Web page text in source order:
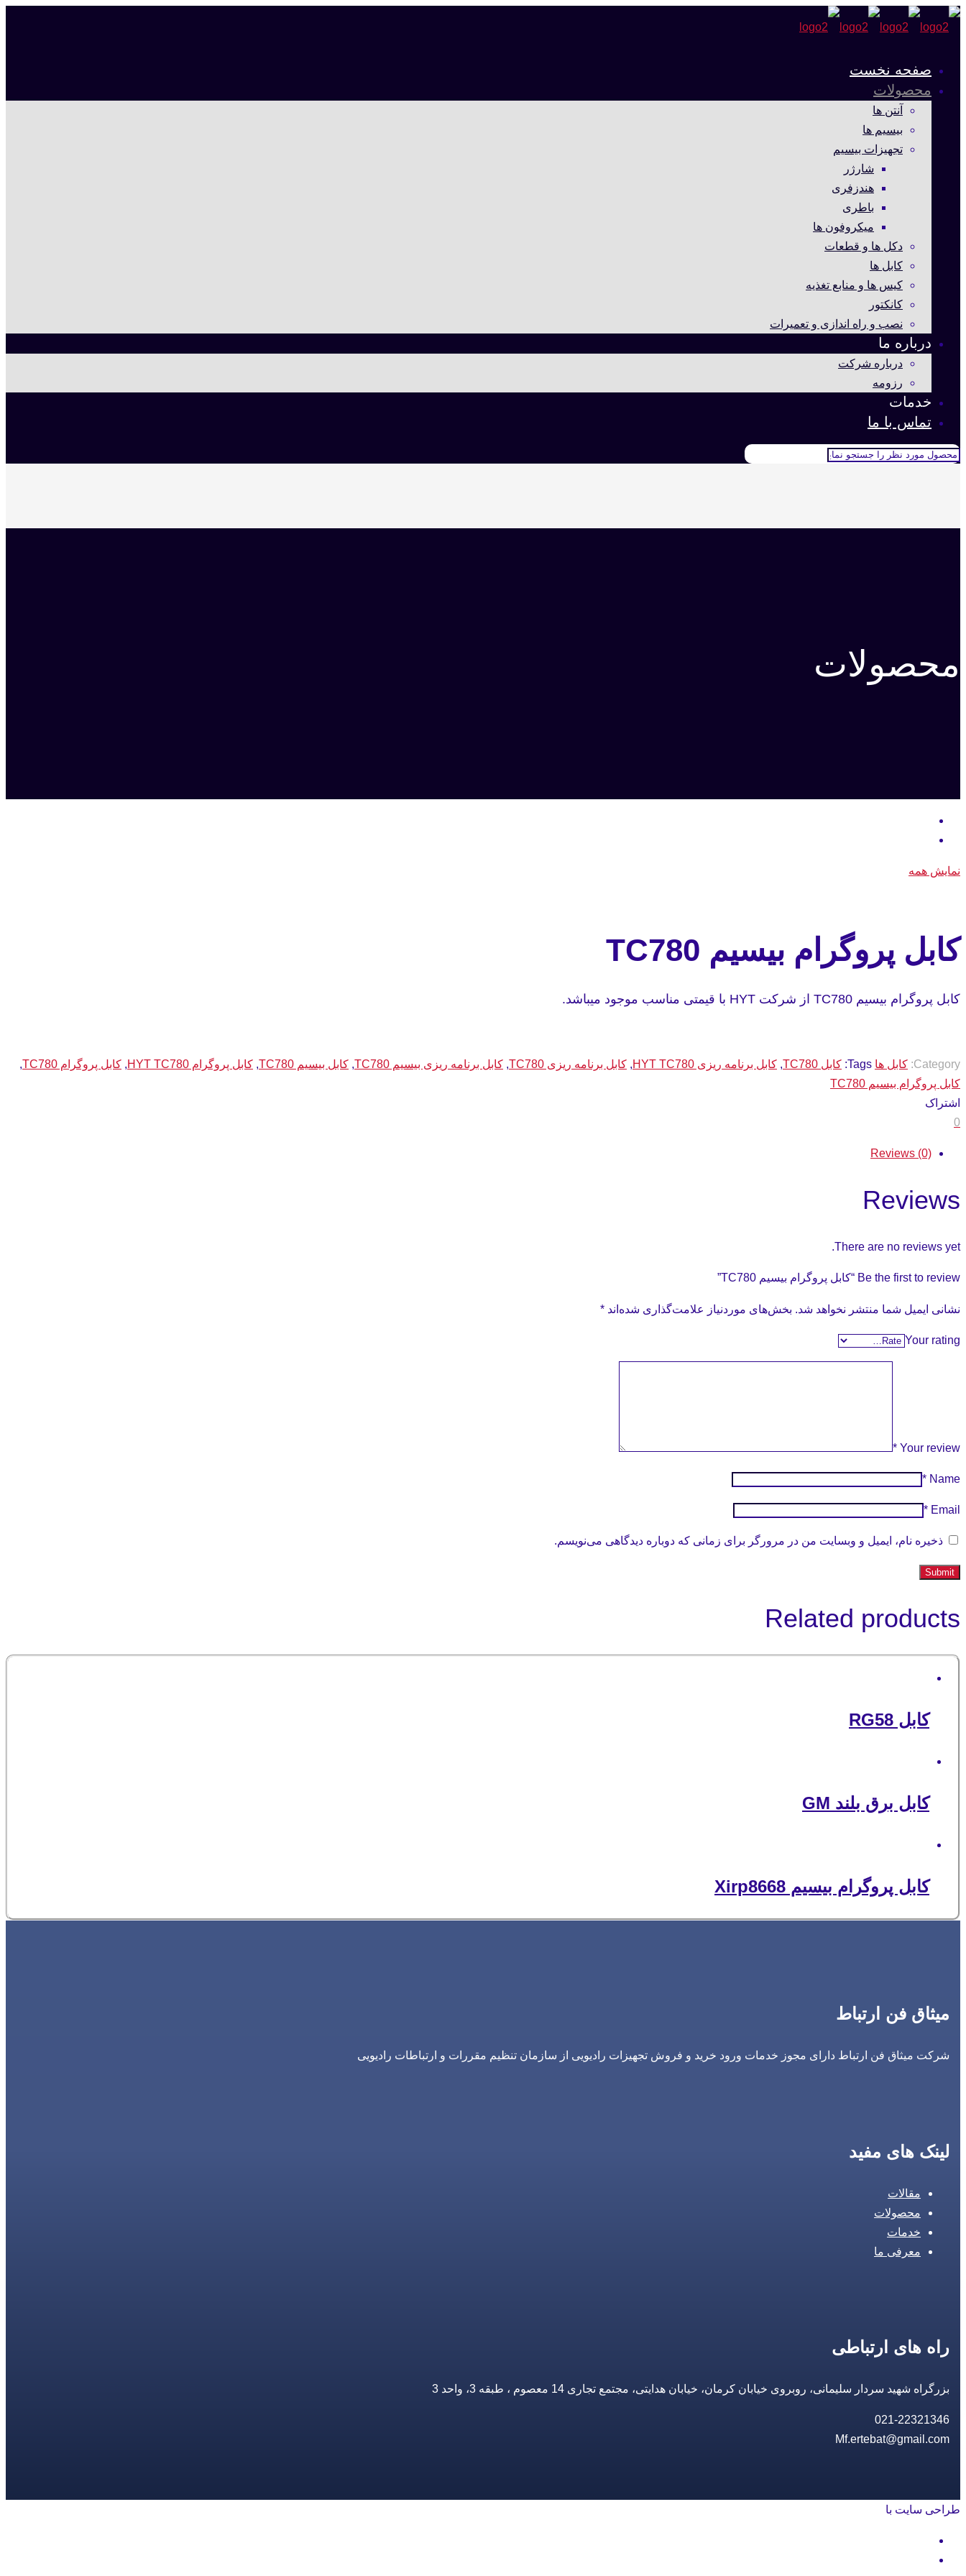
صفحه نخست
محصولات
آنتن ها
بیسیم ها
تجهیزات بیسیم
شارژر
هندزفری
باطری
میکروفون ها
دکل ها و قطعات
کابل ها
کیس ها و منابع تغذیه
کانکتور
نصب و راه اندازی و تعمیرات
درباره ما
درباره شرکت
رزومه
خدمات
تماس با ما
محصولات
نمایش همه
کابل پروگرام بیسیم TC780
کابل پروگرام بیسیم TC780 از شرکت HYT با قیمتی مناسب موجود میباشد.
Category: کابل ها Tags: کابل TC780 , کابل برنامه ریزی HYT TC780 , کابل برنامه ریزی TC780 , کابل برنامه ریزی بیسیم TC780 , کابل بیسیم TC780 , کابل پروگرام HYT TC780 , کابل پروگرام TC780
,
کابل پروگرام بیسیم TC780
اشتراک
0
Reviews (0)
Reviews
There are no reviews yet.
Be the first to review “کابل پروگرام بیسیم TC780”
نشانی ایمیل شما منتشر نخواهد شد. بخش‌های موردنیاز علامت‌گذاری شده‌اند *
Your rating
Your review
*
Name
*
Email
*
ذخیره نام، ایمیل و وبسایت من در مرورگر برای زمانی که دوباره دیدگاهی می‌نویسم.
Related products
کابل RG58
کابل برق بلند GM
کابل پروگرام بیسیم Xirp8668
میثاق فن ارتباط
شرکت میثاق فن ارتباط دارای مجوز خدمات ورود خرید و فروش تجهیزات رادیویی از سازمان تنظیم مقررات و ارتباطات رادیویی
لینک های مفید
مقالات
محصولات
خدمات
معرفی ما
راه های ارتباطی
بزرگراه شهید سردار سلیمانی، روبروی خیابان کرمان، خیابان هدایتی، مجتمع تجاری 14 معصوم ، طبقه 3، واحد 3
021-22321346
Mf.ertebat@gmail.com
طراحی سایت با